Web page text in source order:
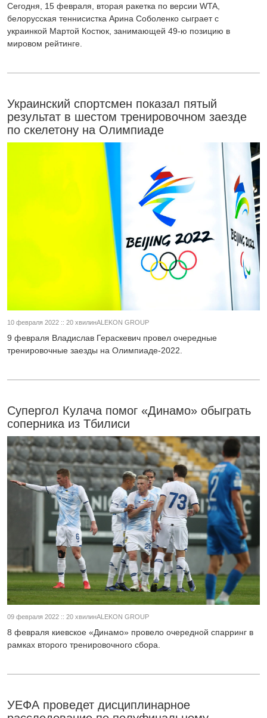
Сегодня, 15 февраля, вторая ракетка по версии WTA,
белорусская теннисистка Арина Соболенко сыграет с
украинкой Мартой Костюк, занимающей 49-ю позицию в
мировом рейтинге.
Украинский спортсмен показал пятый
результат в шестом тренировочном заезде
по скелетону на Олимпиаде
10 февраля 2022 :: 20 хвилинALEKON GROUP
9 февраля Владислав Гераскевич провел очередные
тренировочные заезды на Олимпиаде-2022.
Супергол Кулача помог «Динамо» обыграть
соперника из Тбилиси
09 февраля 2022 :: 20 хвилинALEKON GROUP
8 февраля киевское «Динамо» провело очередной спарринг в
рамках второго тренировочного сбора.
УЕФА проведет дисциплинарное